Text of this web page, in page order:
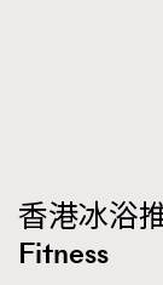
香港冰浴
Fitness